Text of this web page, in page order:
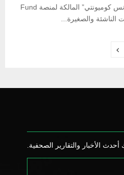
بروتوكول تعاون مع شركة “بيزنس كوميونتي” المالكة لمنصة Fund
الأخبار والتقارير الصحفية.